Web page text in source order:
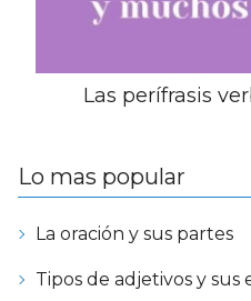
Las perífrasis
Lo mas popular
La oración y sus partes
Tipos de adjetivos y sus